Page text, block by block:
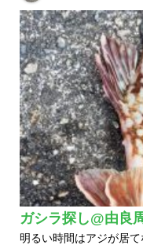
ガシラ探し@由良
明るい時間はアジが居